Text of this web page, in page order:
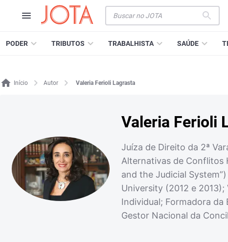
PODER TRIBUTOS TRABALHISTA SAÚDE
Início Autor Valeria Ferioli Lagrasta
Valeria Ferioli
Juíza de Direito da 2ª
Alternativas de Conflitos
and the Judicial
University (2012 e 2013);
Individual; Formadora
Gestor Nacional da